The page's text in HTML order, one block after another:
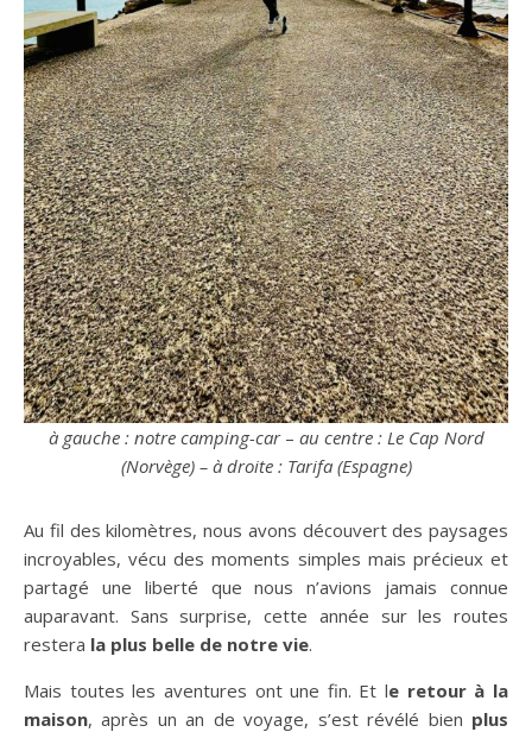
à gauche : notre camping-car– au centre : Le Cap Nord
(Norvège) – à droite : Tarifa (Espagne)
Au fil des kilomètres, nous avons découvert des paysages
incroyables, vécu des moments simples mais précieux et
partagé une liberté que nous n’avions jamais connue
auparavant. Sans surprise, cette année sur les routes
restera la plus belle de notre vie.
Mais toutes les aventures ont une fin. Et le retour à la
maison, après un an de voyage, s’est révélé bien plus